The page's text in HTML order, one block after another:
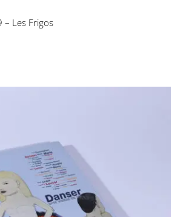
– Les Frigos
n° 28 – Danser, Acte visible
de vie